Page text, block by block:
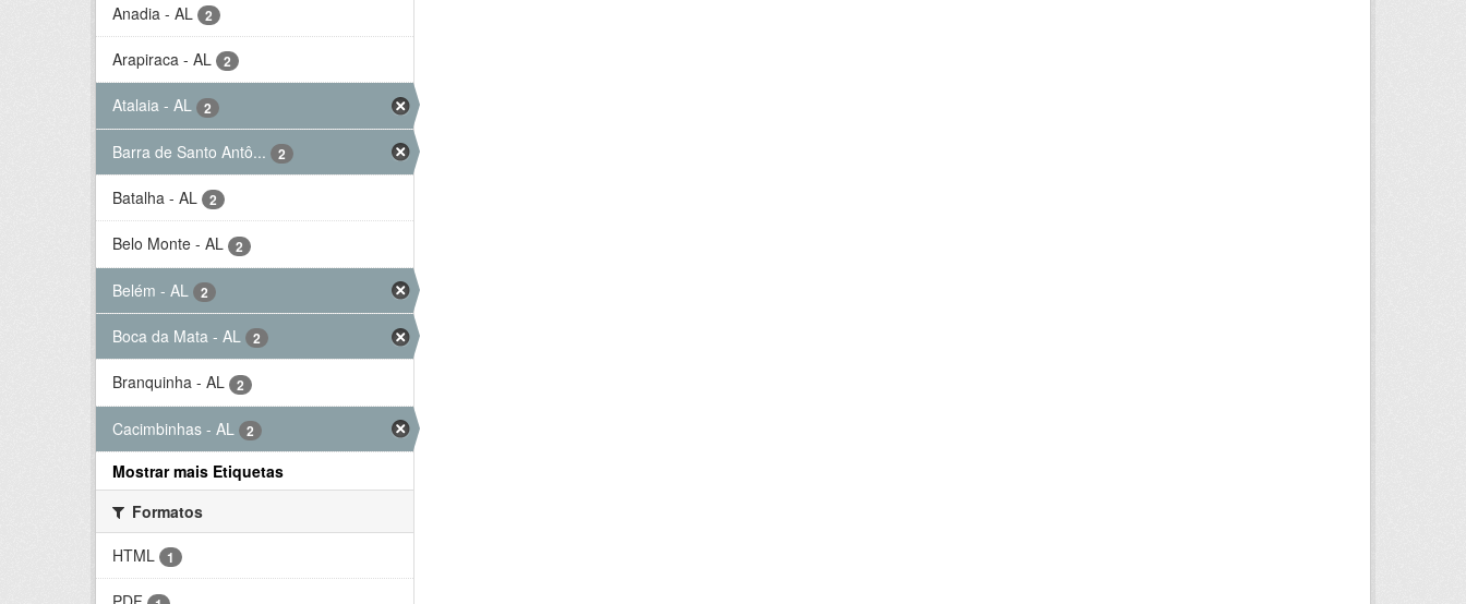
Anadia - AL
2
Arapiraca - AL 2
Atalaia - AL 2
Barra de Santo Antô... 2
Batalha - AL 2
Belo Monte - AL 2
Belém - AL 2
Boca da Mata - AL 2
Branquinha - AL 2
Cacimbinhas - AL 2
Mostrar mais Etiquetas
Formatos
HTML
1